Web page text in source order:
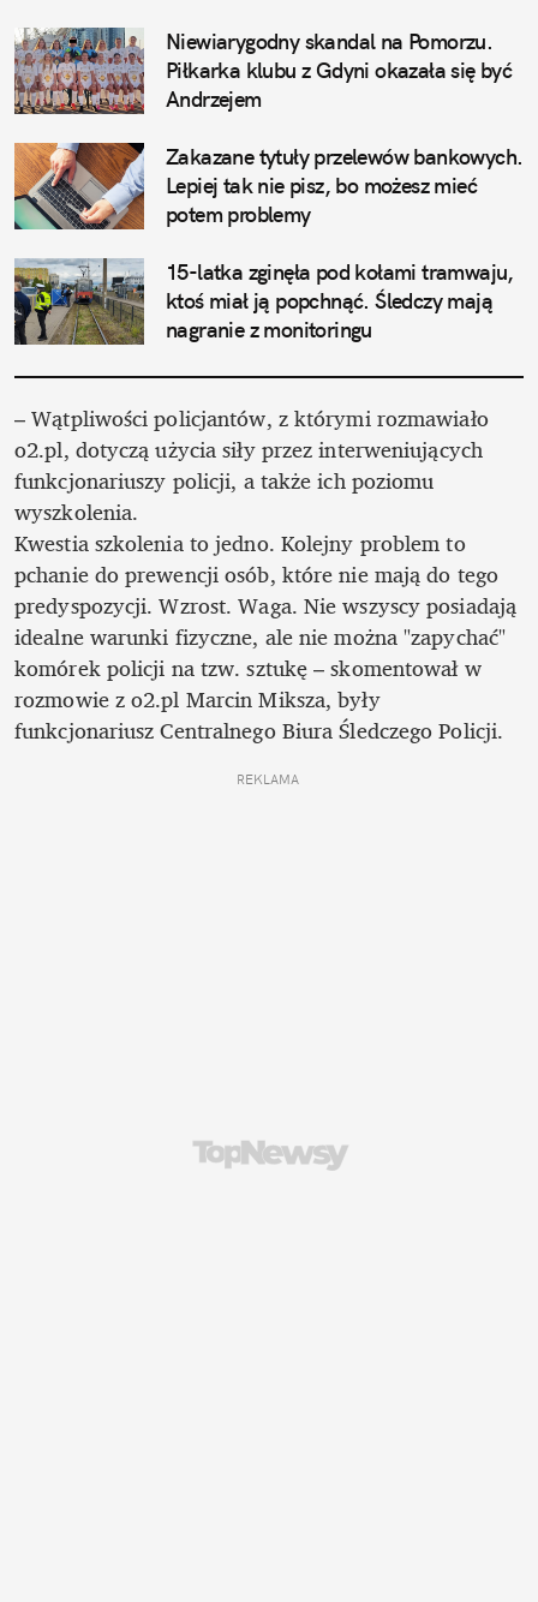
Niewiarygodny skandal na Pomorzu.
Piłkarka klubu z Gdyni okazała się być
Andrzejem
Zakazane tytuły przelewów bankowych.
Lepiej tak nie pisz, bo możesz mieć
potem problemy
15-latka zginęła pod kołami tramwaju,
ktoś miał ją popchnąć. Śledczy mają
nagranie z monitoringu
– Wątpliwości policjantów, z którymi rozmawiało
o2.pl, dotyczą użycia siły przez interweniujących
funkcjonariuszy policji, a także ich poziomu
wyszkolenia.
Kwestia szkolenia to jedno. Kolejny problem to
pchanie do prewencji osób, które nie mają do tego
predyspozycji. Wzrost. Waga. Nie wszyscy posiadają
idealne warunki fizyczne, ale nie można "zapychać"
komórek policji na tzw. sztukę – skomentował w
rozmowie z o2.pl Marcin Miksza, były
funkcjonariusz Centralnego Biura Śledczego Policji.
REKLAMA